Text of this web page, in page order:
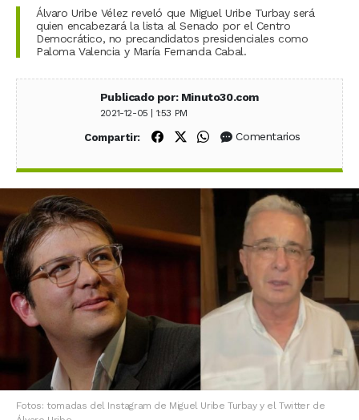
Álvaro Uribe Vélez reveló que Miguel Uribe Turbay será
quien encabezará la lista al Senado por el Centro
Democrático, no precandidatos presidenciales como
Paloma Valencia y María Fernanda Cabal.
Publicado por: Minuto30.com
2021-12-05 | 1:53 PM
Compartir: Compartir en Facebook
Compartir en X (Twitter)
Compartir en WhatsApp
Comentarios
Fotos: tomadas del Instagram de Miguel Uribe Turbay y el Twitter de